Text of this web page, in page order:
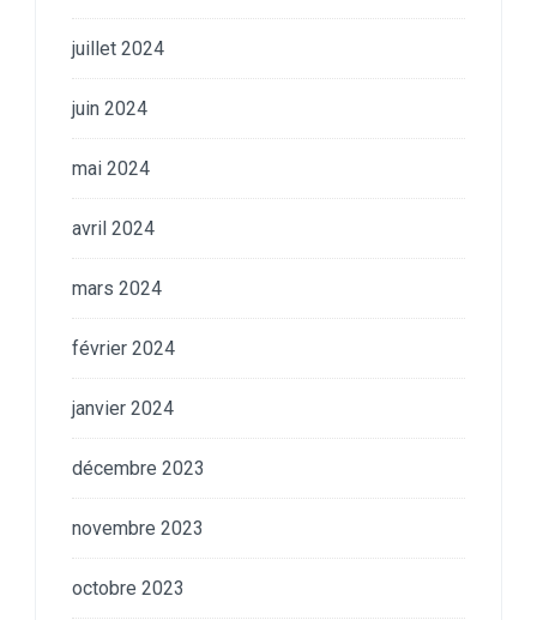
juillet 2024
juin 2024
mai 2024
avril 2024
mars 2024
février 2024
janvier 2024
décembre 2023
novembre 2023
octobre 2023